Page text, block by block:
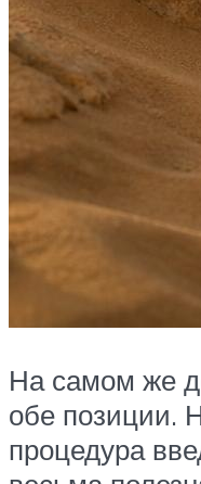
На самом же
обе позиции.
процедура